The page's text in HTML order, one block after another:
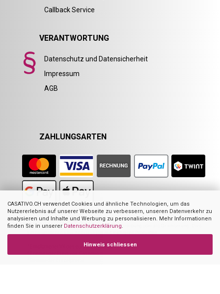
CASATIVO.CH verwendet Cookies und ähnliche Technologien, um das
Nutzererlebnis auf unserer Webseite zu verbessern, unseren Datenverkehr zu
analysieren und Inhalte und Werbung zu personalisieren. Mehr Informationen
finden Sie in unserer Datenschutzerklärung.
Hinweis schliessen
Callback Service
VERANTWORTUNG
Datenschutz und Datensicherheit
Impressum
AGB
ZAHLUNGSARTEN
Nicht alle Abbildungen im Online-Shop stellen das angebotene Produkt zwingend
dar. Sie dienen zur Visualisierung der Beschreibung oder als Orientierung. Dies
Empfohlener VK des europ. Lieferanten